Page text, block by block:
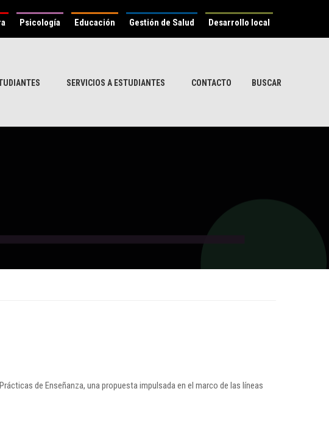
Psicología Educación Gestión de Salud Desarrollo local
SERVICIOS A ESTUDIANTES CONTACTO
de Enseñanza, una propuesta impulsada en el marco de las líneas